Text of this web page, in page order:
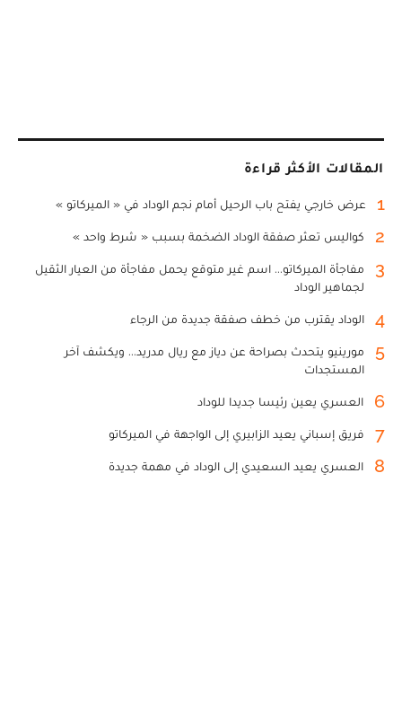
المقالات الأكثر قراءة
1 عرض خارجي يفتح باب الرحيل أمام نجم الوداد في « الميركاتو »
2 كواليس تعثر صفقة الوداد الضخمة بسبب « شرط واحد »
3
مفاجأة الميركاتو... اسم غير متوقع يحمل مفاجأة من العيار الثقيل
لجماهير الوداد
4 الوداد يقترب من خطف صفقة جديدة من الرجاء
5
مورينيو يتحدث بصراحة عن دياز مع ريال مدريد... ويكشف آخر
المستجدات
6 العسري يعين رئيسا جديدا للوداد
7 فريق إسباني يعيد الزابيري إلى الواجهة في الميركاتو
8 العسري يعيد السعيدي إلى الوداد في مهمة جديدة